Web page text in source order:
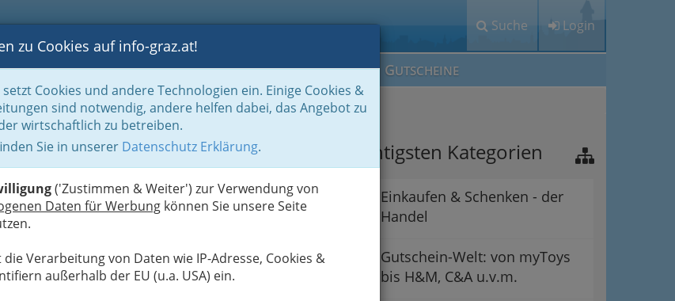
Suche Login
BLOGS FOTOS GASTRONOMIE BRANCHEN MEIN IG GUTSCHEINE
zu Cookies auf info-graz.at!
setzt Cookies und andere Technologien ein. Einige Cookies &
sind notwendig, andere helfen dabei, das Angebot zu
wirtschaftlich zu betreiben.
Sie in unserer Datenschutz Erklärung.
('Zustimmen & Weiter') zur Verwendung von
Daten für Werbung können Sie unsere Seite
die Verarbeitung von Daten wie IP-Adresse, Cookies &
außerhalb der EU (u.a. USA) ein.
Die wichtigsten Kategorien
Einkaufen & Schenken - der
Handel
Gutschein-Welt: von myToys
bis H&M, C&A u.v.m.